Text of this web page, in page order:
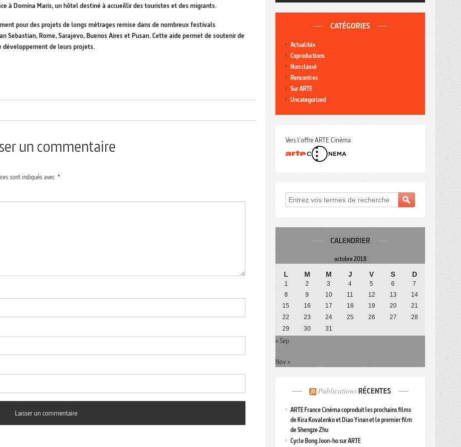
à Domina Maris, un hôtel destiné à accueillir des touristes et des migrants.
pour des projets de longs métrages remise dans de nombreux festivals
Sebastian, Rome, Sarajevo, Buenos Aires et Pusan. Cette aide permet de soutenir de
développement de leurs projets.
un commentaire
sont indiqués avec *
CATÉGORIES
Actualités
Coproductions
Non classé
Rencontres
Sur ARTE
Uncategorized
Vers l'offre ARTE Cinéma
CALENDRIER
octobre 2018
L M M J V S D
1 2 3 4 5 6
7
8
9 10 11 12 13
14
15
16 17 18 19 20
21
22
23 24 25 26 27
28
29
30 31
« Sep
Nov »
Publications RÉCENTES
ARTE France Cinéma coproduit les prochains films
de Kira Kovalenko et Diao Yinan et le premier film
de Shengze Zhu
Cycle Bong Joon-ho sur ARTE